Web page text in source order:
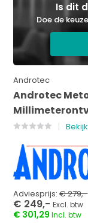
Is dit
Doe de
Androtec
Androtec
Adviesprijs:€ 279,-
€ 249,-Excl. btw
€ 301,29Incl. btw